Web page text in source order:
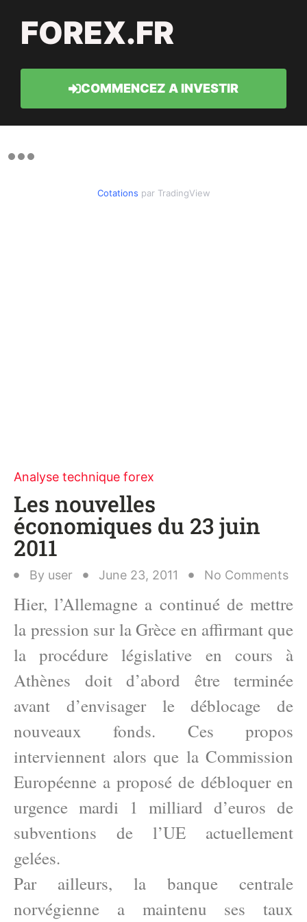
FOREX.FR
COMMENCEZ A INVESTIR
Cotations par TradingView
Analyse technique forex
Les nouvelles
économiques du 23 juin
2011
By user June 23, 2011 No Comments
Hier, l’Allemagne a continué de mettre
la pression sur la Grèce en affirmant que
la procédure législative en cours à
Athènes doit d’abord être terminée
avant d’envisager le déblocage de
nouveaux fonds. Ces propos
interviennent alors que la Commission
Européenne a proposé de débloquer en
urgence mardi 1 milliard d’euros de
subventions de l’UE actuellement
gelées.
Par ailleurs, la banque centrale
norvégienne a maintenu ses taux